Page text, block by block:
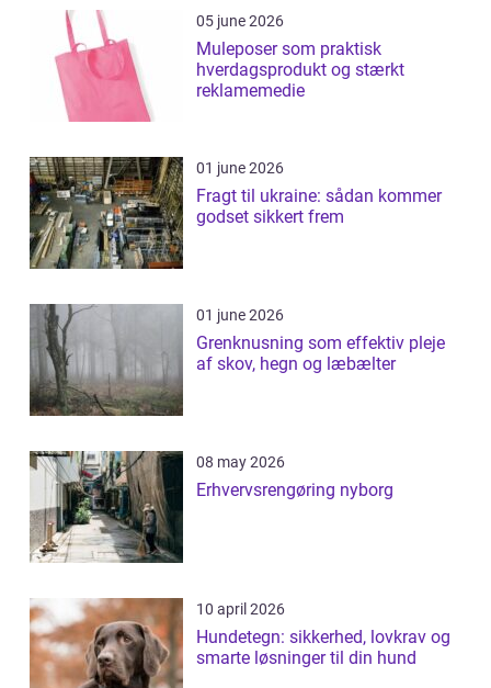
05 june 2026
Muleposer som praktisk
hverdagsprodukt og stærkt
reklamemedie
01 june 2026
Fragt til ukraine: sådan kommer
godset sikkert frem
01 june 2026
Grenknusning som effektiv pleje
af skov, hegn og læbælter
08 may 2026
Erhvervsrengøring nyborg
10 april 2026
Hundetegn: sikkerhed, lovkrav og
smarte løsninger til din hund